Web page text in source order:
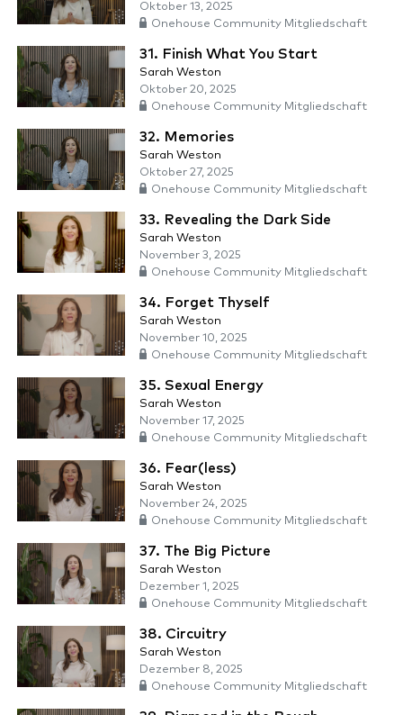
Oktober 13, 2025
Onehouse Community Mitgliedschaft
31. Finish What You Start
Sarah Weston
Oktober 20, 2025
Onehouse Community Mitgliedschaft
32. Memories
Sarah Weston
Oktober 27, 2025
Onehouse Community Mitgliedschaft
33. Revealing the Dark Side
Sarah Weston
November 3, 2025
Onehouse Community Mitgliedschaft
34. Forget Thyself
Sarah Weston
November 10, 2025
Onehouse Community Mitgliedschaft
35. Sexual Energy
Sarah Weston
November 17, 2025
Onehouse Community Mitgliedschaft
36. Fear(less)
Sarah Weston
November 24, 2025
Onehouse Community Mitgliedschaft
37. The Big Picture
Sarah Weston
Dezember 1, 2025
Onehouse Community Mitgliedschaft
38. Circuitry
Sarah Weston
Dezember 8, 2025
Onehouse Community Mitgliedschaft